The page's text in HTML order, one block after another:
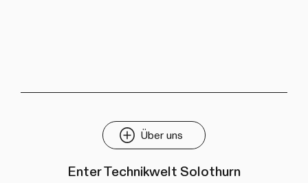
Über uns
Enter Technikwelt Solothurn